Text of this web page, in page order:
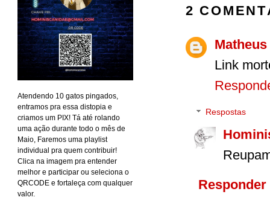
2
Matheus
Link
Respostas
Responder
Atendendo 10 gatos pingados,
entramos pra essa distopia e
criamos um PIX! Tá até rolando
uma ação durante todo o mês de
Maio, Faremos uma playlist
individual pra quem contribuir!
Clica na imagem pra entender
melhor e participar ou seleciona o
QRCODE e fortaleça com qualquer
valor.